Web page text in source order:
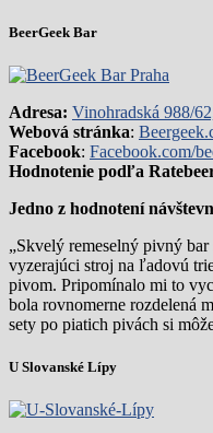
BeerGeek Bar
Adresa: Vinohradská 988/
Webová stránka:
Facebook: Facebook.com/
Hodnotenie podľa
Jedno z hodnotení
„Skvelý remeselný pivný
vyzerajúci stroj na ľadovú
pivom. Pripomínalo mi to
bola rovnomerne rozdelená
sety po piatich pivách si
U Slovanské Lípy